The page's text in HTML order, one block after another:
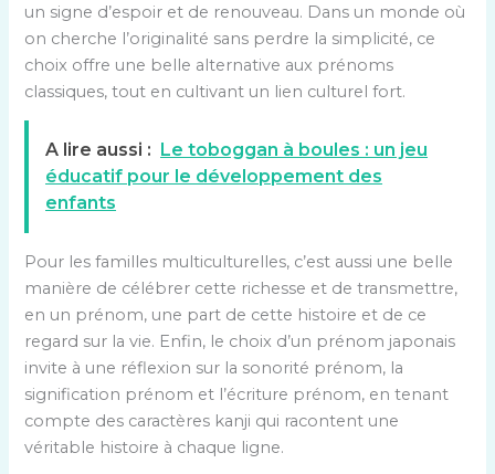
un signe d’espoir et de renouveau. Dans un monde où
on cherche l’originalité sans perdre la simplicité, ce
choix offre une belle alternative aux prénoms
classiques, tout en cultivant un lien culturel fort.
A lire aussi : Le toboggan à boules : un jeu
éducatif pour le développement des
enfants
Pour les familles multiculturelles, c’est aussi une belle
manière de célébrer cette richesse et de transmettre,
en un prénom, une part de cette histoire et de ce
regard sur la vie. Enfin, le choix d’un prénom japonais
invite à une réflexion sur la sonorité prénom, la
signification prénom et l’écriture prénom, en tenant
compte des caractères kanji qui racontent une
véritable histoire à chaque ligne.